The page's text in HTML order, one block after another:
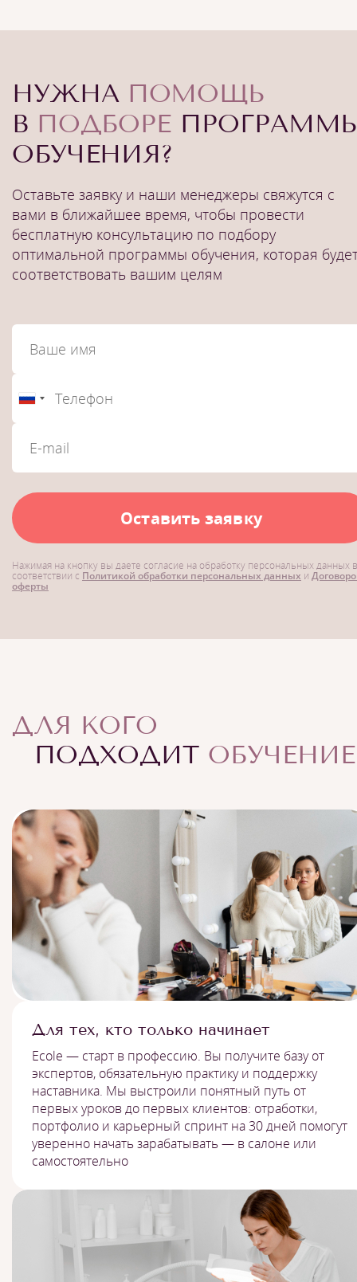
НУЖНА ПОМОЩЬ
В ПОДБОРЕ
ОБУЧЕНИЯ?
Оставьте заявку и наши менеджеры свяжутся с
вами в ближайшее время, чтобы провести
бесплатную консультацию по подбору
оптимальной программы обучения, которая
соответствовать вашим целям
Оставить заявку
Нажимая на кнопку вы даете согласие на обработку персональных данных в
соответствии с Политикой обработки персональных данных и
оферты
ДЛЯ КОГО
ПОДХОДИТ ОБУЧЕНИЕ
Для тех, кто только начинает
Ecole — старт в профессию. Вы получите базу от
экспертов, обязательную практику и поддержку
наставника. Мы выстроили понятный путь от
первых уроков до первых клиентов: отработки,
портфолио и карьерный спринт на 30 дней помогут
уверенно начать зарабатывать — в салоне или
самостоятельно